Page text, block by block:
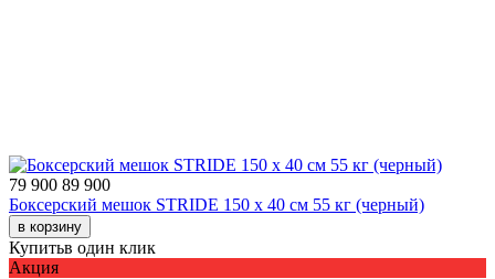
79 900 89 900
Боксерский мешок STRIDE 150 х 40 см 55 кг (черный)
в корзину
Купитьв один клик
Акция